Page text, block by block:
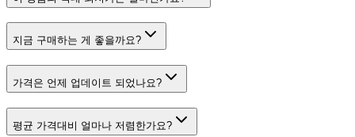
지금 구매하는 게 좋을까요?
가격은 언제 업데이트 되었나요?
평균 가격대비 얼마나 저렴한가요?